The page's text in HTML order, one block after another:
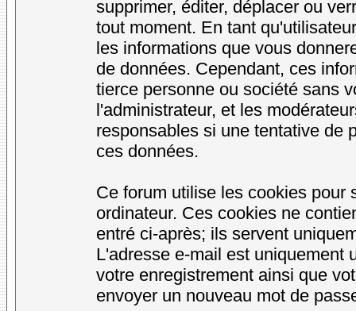
supprimer, éditer, déplacer ou
tout moment. En tant
les informations que vous
de données. Cependant, ces
tierce personne ou société sans
l'administrateur, et les
responsables si une tentative de
ces données.
Ce forum utilise les cookies pour
ordinateur. Ces cookies ne
entré ci-après; ils servent
L'adresse e-mail est uniquement
votre enregistrement ainsi que
envoyer un nouveau mot de